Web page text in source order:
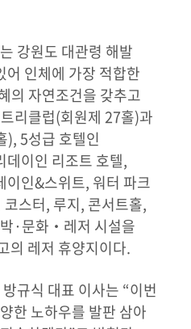
강원도 대관령 해발
인체에 가장 적합한
의 자연조건을 갖추고
리클럽(회원제 27홀)과
), 5성급 호텔인
데이인 리조트 호텔,
이인&스위트, 워터 파크
스터, 루지, 콘서트홀,
·문화‧레저 시설을
의 레저 휴양지이다.
규식 대표 이사는 “이번
한 노하우를 발판 삼아